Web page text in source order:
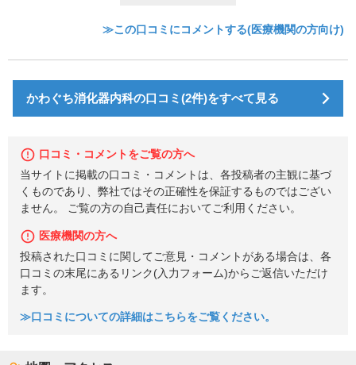
≫この口コミにコメントする(医療機関の方向け)
かわぐち消化器内科の口コミ(2件)をすべて見る
口コミ・コメントをご覧の方へ
当サイトに掲載の口コミ・コメントは、各投稿者の主観に基づ
くものであり、弊社ではその正確性を保証するものではござい
ません。 ご覧の方の自己責任においてご利用ください。
医療機関の方へ
投稿された口コミに関してご意見・コメントがある場合は、各
口コミの末尾にあるリンク(入力フォーム)からご返信いただけ
ます。
≫口コミについての詳細はこちらをご覧ください。